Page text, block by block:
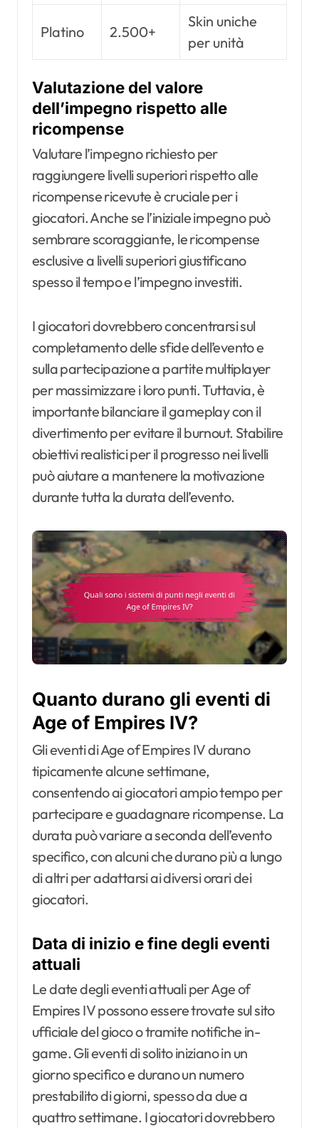
Platino 2.500+
Skin uniche
per unità
Valutazione del valore
dell’impegno rispetto alle
ricompense
Valutare l’impegno richiesto per
raggiungere livelli superiori rispetto alle
ricompense ricevute è cruciale per i
giocatori. Anche se l’iniziale impegno può
sembrare scoraggiante, le ricompense
esclusive a livelli superiori giustificano
spesso il tempo e l’impegno investiti.
I giocatori dovrebbero concentrarsi sul
completamento delle sfide dell’evento e
sulla partecipazione a partite multiplayer
per massimizzare i loro punti. Tuttavia, è
importante bilanciare il gameplay con il
divertimento per evitare il burnout. Stabilire
obiettivi realistici per il progresso nei livelli
può aiutare a mantenere la motivazione
durante tutta la durata dell’evento.
Quanto durano gli eventi di
Age of Empires IV?
Gli eventi di Age of Empires IV durano
tipicamente alcune settimane,
consentendo ai giocatori ampio tempo per
partecipare e guadagnare ricompense. La
durata può variare a seconda dell’evento
specifico, con alcuni che durano più a lungo
di altri per adattarsi ai diversi orari dei
giocatori.
Data di inizio e fine degli eventi
attuali
Le date degli eventi attuali per Age of
Empires IV possono essere trovate sul sito
ufficiale del gioco o tramite notifiche in-
game. Gli eventi di solito iniziano in un
giorno specifico e durano un numero
prestabilito di giorni, spesso da due a
quattro settimane. I giocatori dovrebbero